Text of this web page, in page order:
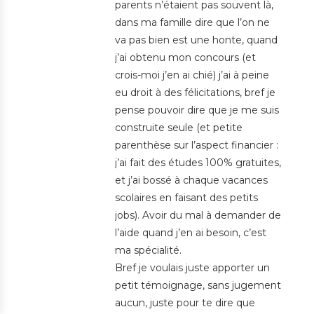
parents n’étaient pas souvent là,
dans ma famille dire que l’on ne
va pas bien est une honte, quand
j’ai obtenu mon concours (et
crois-moi j’en ai chié) j’ai à peine
eu droit à des félicitations, bref je
pense pouvoir dire que je me suis
construite seule (et petite
parenthèse sur l’aspect financier :
j’ai fait des études 100% gratuites,
et j’ai bossé à chaque vacances
scolaires en faisant des petits
jobs). Avoir du mal à demander de
l’aide quand j’en ai besoin, c’est
ma spécialité.
Bref je voulais juste apporter un
petit témoignage, sans jugement
aucun, juste pour te dire que